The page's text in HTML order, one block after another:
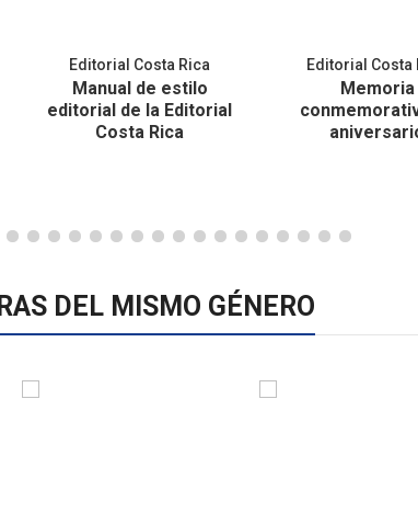
Editorial Costa Rica
Manual de estilo
editorial de la Editorial
Costa Rica
Editorial Costa
Memoria
DEL MISMO GÉNERO